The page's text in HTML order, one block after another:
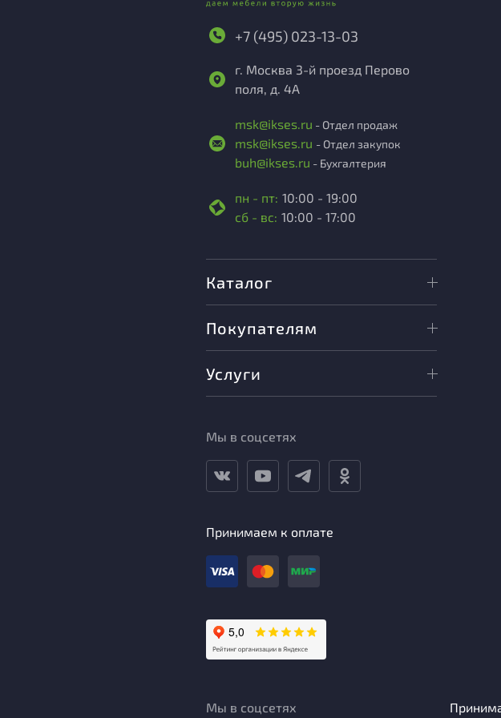
+7 (495) 023-13-03
г. Москва 3-й проезд Перово
поля, д. 4А
msk@ikses.ru - Отдел продаж
msk@ikses.ru - Отдел закупок
buh@ikses.ru - Бухгалтерия
пн - пт: 10:00 - 19:00
сб - вс: 10:00 - 17:00
Каталог
Покупателям
Услуги
Мы в соцсетях
Принимаем к оплате
Мы в соцсетях